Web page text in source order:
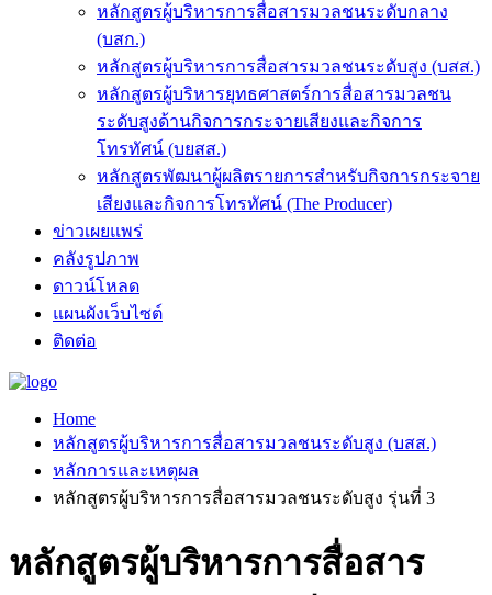
หลักสูตรผู้บริหารการสื่อสารมวลชนระดับกลาง
(บสก.)
หลักสูตรผู้บริหารการสื่อสารมวลชนระดับสูง (บสส.)
หลักสูตรผู้บริหารยุทธศาสตร์การสื่อสารมวลชน
ระดับสูงด้านกิจการกระจายเสียงและกิจการ
โทรทัศน์ (บยสส.)
หลักสูตรพัฒนาผู้ผลิตรายการสำหรับกิจการกระจาย
เสียงและกิจการโทรทัศน์ (The Producer)
ข่าวเผยแพร่
คลังรูปภาพ
ดาวน์โหลด
แผนผังเว็บไซต์
ติดต่อ
Home
หลักสูตรผู้บริหารการสื่อสารมวลชนระดับสูง (บสส.)
หลักการและเหตุผล
หลักสูตรผู้บริหารการสื่อสารมวลชนระดับสูง รุ่นที่ 3
หลักสูตรผู้บริหารการสื่อสาร